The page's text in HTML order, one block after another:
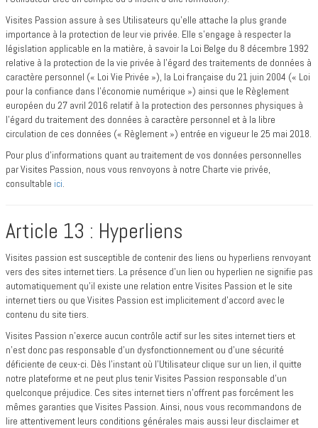
Visites Passion assure à ses Utilisateurs qu’elle attache la plus grande
importance à la protection de leur vie privée. Elle s’engage à respecter la
législation applicable en la matière, à savoir la Loi Belge du 8 décembre 1992
relative à la protection de la vie privée à l’égard des traitements de données à
caractère personnel (« Loi Vie Privée »), la Loi française du 21 juin 2004 (« Loi
pour la confiance dans l’économie numérique ») ainsi que le Règlement
européen du 27 avril 2016 relatif à la protection des personnes physiques à
l’égard du traitement des données à caractère personnel et à la libre
circulation de ces données (« Règlement ») entrée en vigueur le 25 mai 2018.
Pour plus d’informations quant au traitement de vos données personnelles
par Visites Passion, nous vous renvoyons à notre Charte vie privée,
consultable ici.
Article 13 : Hyperliens
Visites passion est susceptible de contenir des liens ou hyperliens renvoyant
vers des sites internet tiers. La présence d’un lien ou hyperlien ne signifie pas
automatiquement qu'il existe une relation entre Visites Passion et le site
internet tiers ou que Visites Passion est implicitement d'accord avec le
contenu du site tiers.
Visites Passion n’exerce aucun contrôle actif sur les sites internet tiers et
n’est donc pas responsable d’un dysfonctionnement ou d’une sécurité
déficiente de ceux-ci. Dès l’instant où l’Utilisateur clique sur un lien, il quitte
notre plateforme et ne peut plus tenir Visites Passion responsable d’un
quelconque préjudice. Ces sites internet tiers n’offrent pas forcément les
mêmes garanties que Visites Passion. Ainsi, nous vous recommandons de
lire attentivement leurs conditions générales mais aussi leur disclaimer et